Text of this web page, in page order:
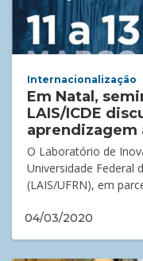
Internacionalização
Em Natal,
LAIS/ICDE
aprendizagem
O Laboratório de
Universidade Federal
(LAIS/UFRN), em
04/03/2020